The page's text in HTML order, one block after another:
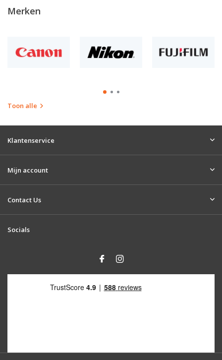
Merken
Toon alle
Klantenservice
Mijn account
Contact Us
Socials